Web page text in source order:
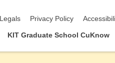
Legals Privacy Policy
KIT Graduate School CuKnow